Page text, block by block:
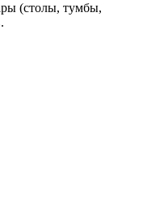
(столы, тумбы,